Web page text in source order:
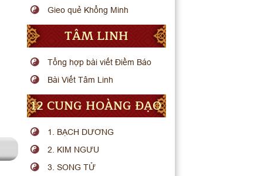
Gieo quẻ Khổng Minh
TÂM LINH
Tổng hợp bài viết Điềm Báo
Bài Viết Tâm Linh
12 CUNG HOÀNG ĐẠO
1. BẠCH DƯƠNG
2. KIM NGƯU
3. SONG TỬ